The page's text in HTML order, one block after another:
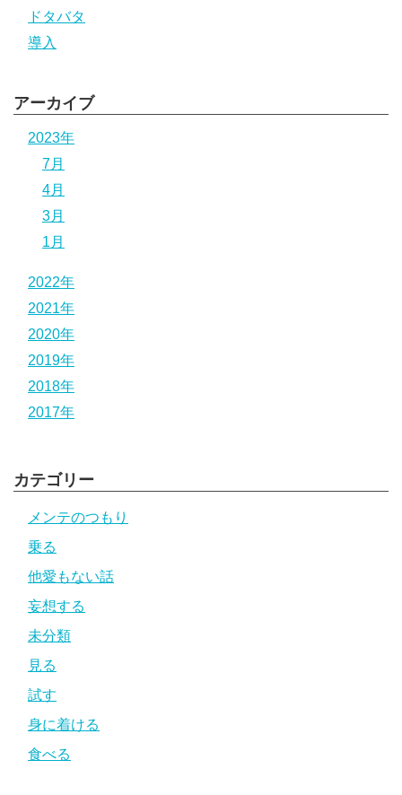
ドタバタ
導入
アーカイブ
2023年
7月
4月
3月
1月
2022年
2021年
2020年
2019年
2018年
2017年
カテゴリー
メンテのつもり
乗る
他愛もない話
妄想する
未分類
見る
試す
身に着ける
食べる